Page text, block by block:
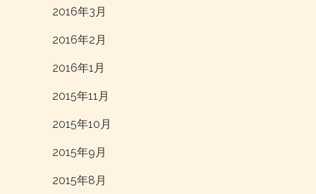
2016年3月
2016年2月
2016年1月
2015年11月
2015年10月
2015年9月
2015年8月